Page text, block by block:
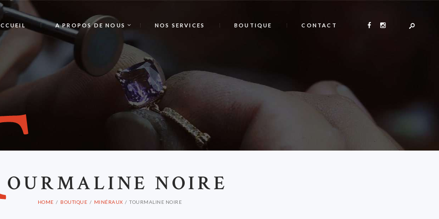
A PROPOS DE NOUS NOS SERVICES BOUTIQUE CONTACT
OURMALINE NOIRE
HOME BOUTIQUE MINÉRAUX TOURMALINE NOIRE